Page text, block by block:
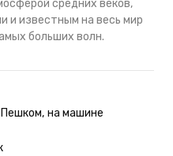
средних веков,
и известным на весь мир
больших волн.
Пешком, на машине